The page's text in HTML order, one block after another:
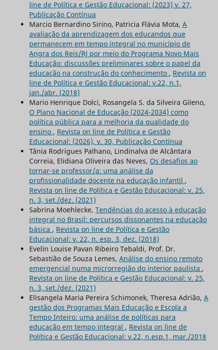
line de Política e Gestão Educacional: (2023) v. 27,
Publicação Contínua
Marcio Bernardino Sirino, Patricia Flávia Mota, A
avaliação da aprendizagem dos educandos que
permanecem em tempo integral no município de
Angra dos Reis/RJ por meio do Programa Novo Mais
Educação: discussões preliminares sobre o papel da
educação na construção do conhecimento , Revista on
line de Política e Gestão Educacional: v.22, n.1,
jan./abr. (2018)
Mario Henrique Dolci, Rosangela S. da Silveira Gileno,
O Plano Nacional de Educação (2024-2034) como
política pública para a melhoria da qualidade do
ensino , Revista on line de Política e Gestão
Educacional: (2026), v. 30, Publicação Contínua
Tânia Rodrigues Palhano, Lindinalva de Alcântara
Correia, Elidiana Oliveira das Neves, Os desafios ao
tornar-se professor/a: uma análise da
profissionalidade docente na educação infantil ,
Revista on line de Política e Gestão Educacional: v. 25,
n. 3, set./dez. (2021)
Sabrina Moehlecke, Tendências do acesso à educação
integral no Brasil: percursos dissonantes na educação
básica , Revista on line de Política e Gestão
Educacional: v. 22, n. esp. 3, dez. (2018)
Evelin Louise Pavan Ribeiro Tebaldi, Prof. Dr.
Sebastião de Souza Lemes, Análise do ensino remoto
emergencial numa microrregião do interior paulista ,
Revista on line de Política e Gestão Educacional: v. 25,
n. 3, set./dez. (2021)
Elisangela Maria Pereira Schimonek, Theresa Adrião, A
gestão dos Programas Mais Educação e Escola a
Tempo Inteiro: uma análise de políticas para
educação em tempo integral , Revista on line de
Política e Gestão Educacional: v.22, n.esp.1, mar./2018